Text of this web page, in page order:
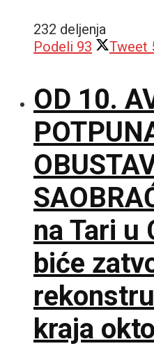
232 deljenja
Podeli 93 Tweet
OD 10.
na Tari u
biće
kraja